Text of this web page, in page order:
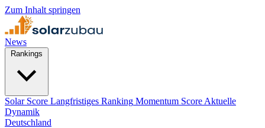
Zum Inhalt springen
News
Solar Score Langfristiges Ranking Momentum Score Aktuelle
Dynamik
Deutschland